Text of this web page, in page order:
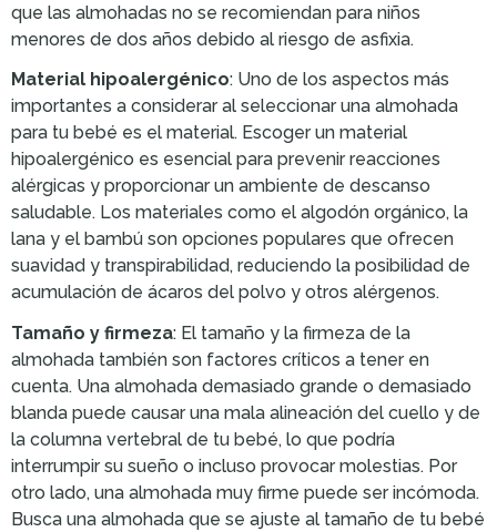
que las almohadas no se recomiendan para niños
menores de dos años debido al riesgo de asfixia.
Material hipoalergénico: Uno de los aspectos más
importantes a considerar al seleccionar una almohada
para tu bebé es el material. Escoger un material
hipoalergénico es esencial para prevenir reacciones
alérgicas y proporcionar un ambiente de descanso
saludable. Los materiales como el algodón orgánico, la
lana y el bambú son opciones populares que ofrecen
suavidad y transpirabilidad, reduciendo la posibilidad de
acumulación de ácaros del polvo y otros alérgenos.
Tamaño y firmeza: El tamaño y la firmeza de la
almohada también son factores críticos a tener en
cuenta. Una almohada demasiado grande o demasiado
blanda puede causar una mala alineación del cuello y de
la columna vertebral de tu bebé, lo que podría
interrumpir su sueño o incluso provocar molestias. Por
otro lado, una almohada muy firme puede ser incómoda.
Busca una almohada que se ajuste al tamaño de tu bebé